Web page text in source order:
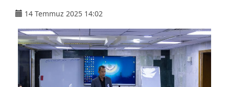
14 Temmuz 2025 14:02